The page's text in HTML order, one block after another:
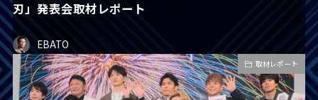
刃」発表会取材レポート
EBATO
取材レポート